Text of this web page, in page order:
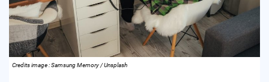
Credits image : Samsung Memory / Unsplash